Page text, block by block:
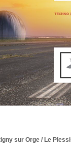
sur Orge / Le